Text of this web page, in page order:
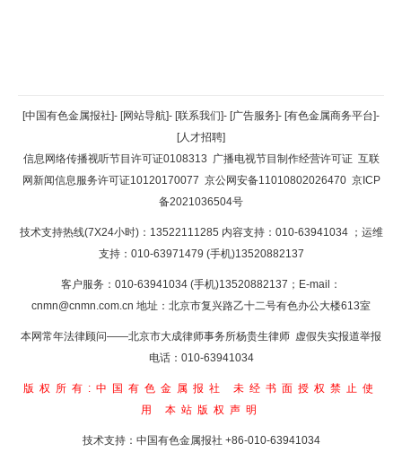
返回顶部
返回首页
[中国有色金属报社]- [网站导航]- [联系我们]- [广告服务]- [有色金属商务平台]-
[人才招聘]
信息网络传播视听节目许可证0108313 广播电视节目制作经营许可证 互联
网新闻信息服务许可证10120170077 京公网安备11010802026470 京ICP
备2021036504号
技术支持热线(7X24小时)：13522111285 内容支持：010-63941034 ；运维
支持：010-63971479 (手机)13520882137
客户服务：010-63941034 (手机)13520882137；E-mail：
cnmn@cnmn.com.cn 地址：北京市复兴路乙十二号有色办公大楼613室
本网常年法律顾问——北京市大成律师事务所杨贵生律师 虚假失实报道举报
电话：010-63941034
版权所有:中国有色金属报社
未经书面授权禁止使
用 本站版权声明
技术支持：中国有色金属报社 +86-010-63941034